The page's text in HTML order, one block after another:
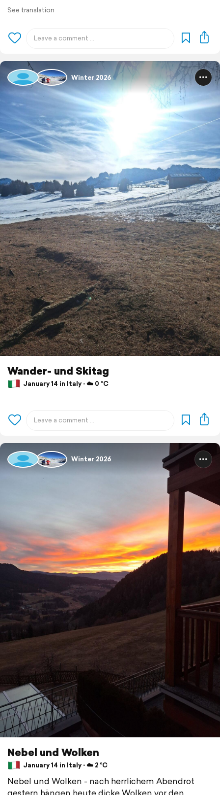
See translation
Winter 2026
Wander- und Skitag
January 14 in Italy ⋅ ☁️ 0 °C
Winter 2026
Nebel und Wolken
January 14 in Italy ⋅ ☁️ 2 °C
Nebel und Wolken - nach herrlichem Abendrot